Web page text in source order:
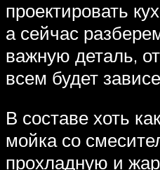
проектировать
а сейчас
важную деталь,
всем будет
В составе хоть
мойка со
прохладную и